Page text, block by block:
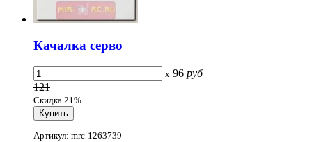
Качалка серво
x 96 руб
121
Скидка 21%
Артикул: mrc-1263739